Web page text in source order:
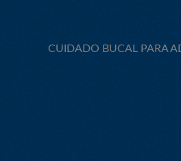
CUIDADO BUCAL PARA